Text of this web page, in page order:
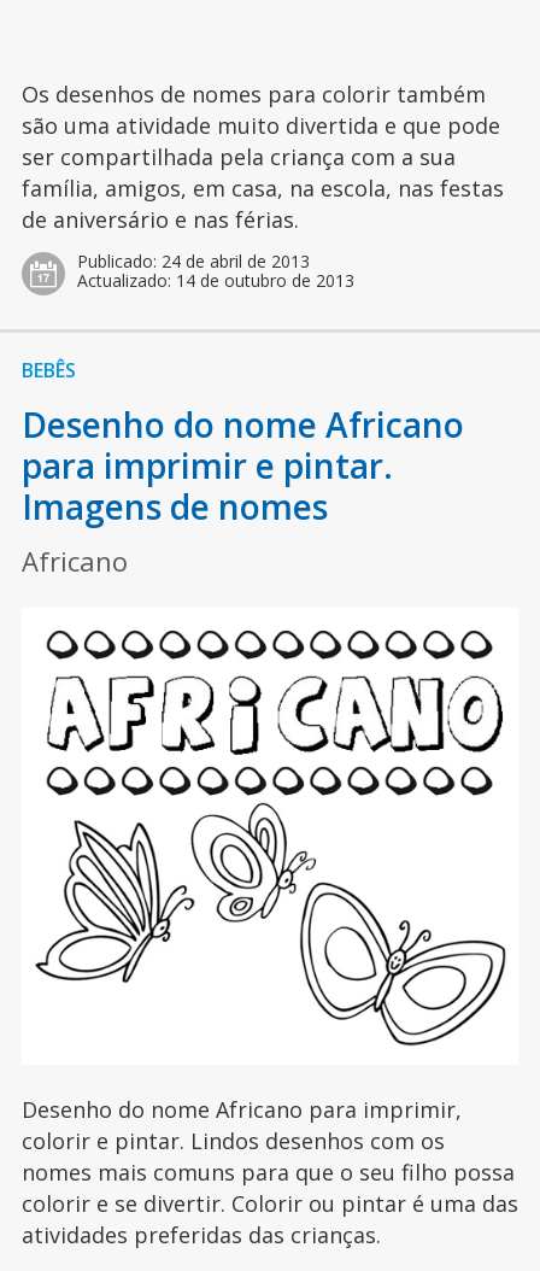
Os desenhos de nomes para colorir também
são uma atividade muito divertida e que pode
ser compartilhada pela criança com a sua
família, amigos, em casa, na escola, nas festas
de aniversário e nas férias.
Publicado: 24 de abril de 2013
Actualizado: 14 de outubro de 2013
BEBÊS
Desenho do nome Africano
para imprimir e pintar.
Imagens de nomes
Africano
Desenho do nome Africano para imprimir,
colorir e pintar. Lindos desenhos com os
nomes mais comuns para que o seu filho possa
colorir e se divertir. Colorir ou pintar é uma das
atividades preferidas das crianças.